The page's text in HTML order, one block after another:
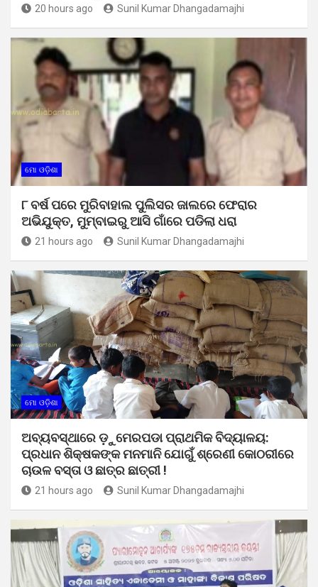
20 hours ago Sunil Kumar Dhangadamajhi
ମୋ ଓଡ଼ିଶା
୮ ବର୍ଷ ପରେ ମୁରିବାହାଲ ପୁଲିସର ଜାଲରେ ଫେରାର
ଅଭିଯୁକ୍ତ, ମୁମ୍ବାଇରୁ ଆସି ଗାଁରେ ପଡିଲା ଧରା
21 hours ago Sunil Kumar Dhangadamajhi
ମୋ ଓଡ଼ିଶା
ଅବ୍ୟବସ୍ଥାରେ ଡ଼ୁମେରପଡା ପ୍ରାଥମିକ ବିଦ୍ୟାଳୟ:
ପ୍ରଧାନ ଶିକ୍ଷକଙ୍କ ମନମାନି ଯୋଗୁଁ ଶ୍ରେଣୀ କୋଠରୀରେ
ଚାଉଳ ବସ୍ତା ଓ ଛାତ୍ର ଛାତ୍ରୀ !
21 hours ago Sunil Kumar Dhangadamajhi